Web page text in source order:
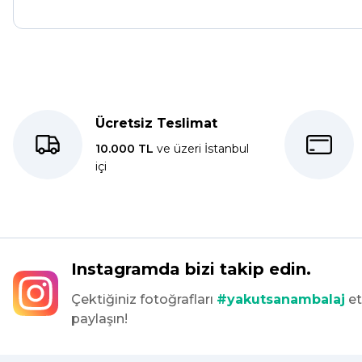
Dolphin aynı kalitede . Hızlı kargo ve teslimat için ayrıca
S... C... | 06/08/2025
kargo hızlı çıkıyor x firma da fiyatlar daha uygundu ama
devam ettikçe sizinleyiz
Ücretsiz Teslimat
10.000 TL ve üzeri İstanbul
içi
Instagramda bizi takip edin.
Çektiğiniz fotoğrafları #yakutsanambalaj
paylaşın!